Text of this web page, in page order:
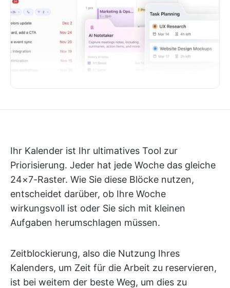
Ihr Kalender ist Ihr ultimatives Tool zur
Priorisierung. Jeder hat jede Woche das gleiche
24×7-Raster. Wie Sie diese Blöcke nutzen,
entscheidet darüber, ob Ihre Woche
wirkungsvoll ist oder Sie sich mit kleinen
Aufgaben herumschlagen müssen.
Zeitblockierung, also die Nutzung Ihres
Kalenders, um Zeit für die Arbeit zu reservieren,
ist bei weitem der beste Weg, um dies zu